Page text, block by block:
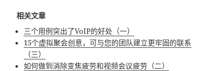
相关文章
三个用例突出了VoIP的好处（一）
15个虚拟聚会创意，可与您的团队建立更牢固的联系
（三）
如何做到消除变焦疲劳和视频会议疲劳（二）